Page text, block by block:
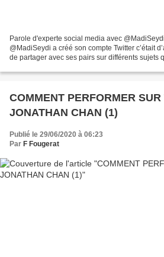
Parole d'experte social media avec
@MadiSeydi a créé son compte Twitter c’était
de partager avec ses pairs sur différents sujets
COMMENT PERFORMER
JONATHAN CHAN (1)
Publié le 29/06/2020 à 06:23
Par F Fougerat